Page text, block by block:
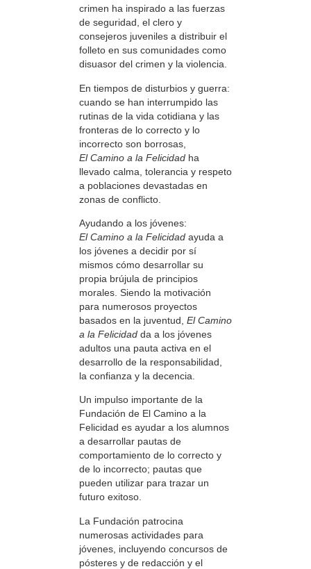
crimen ha inspirado a las fuerzas
de seguridad, el clero y
consejeros juveniles a distribuir el
folleto en sus comunidades como
disuasor del crimen y la violencia.
En tiempos de disturbios y guerra:
cuando se han interrumpido las
rutinas de la vida cotidiana y las
fronteras de lo correcto y lo
incorrecto son borrosas,
El Camino a la Felicidad ha
llevado calma, tolerancia y respeto
a poblaciones devastadas en
zonas de conflicto.
Ayudando a los jóvenes:
El Camino a la Felicidad ayuda a
los jóvenes a decidir por sí
mismos cómo desarrollar su
propia brújula de principios
morales. Siendo la motivación
para numerosos proyectos
basados en la juventud, El Camino
a la Felicidad da a los jóvenes
adultos una pauta activa en el
desarrollo de la responsabilidad,
la confianza y la decencia.
Un impulso importante de la
Fundación de El Camino a la
Felicidad es ayudar a los alumnos
a desarrollar pautas de
comportamiento de lo correcto y
de lo incorrecto; pautas que
pueden utilizar para trazar un
futuro exitoso.
La Fundación patrocina
numerosas actividades para
jóvenes, incluyendo concursos de
pósteres y de redacción y el